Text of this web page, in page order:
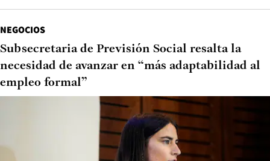
NEGOCIOS
Subsecretaria de Previsión Social resalta la
necesidad de avanzar en “más adaptabilidad al
empleo formal”